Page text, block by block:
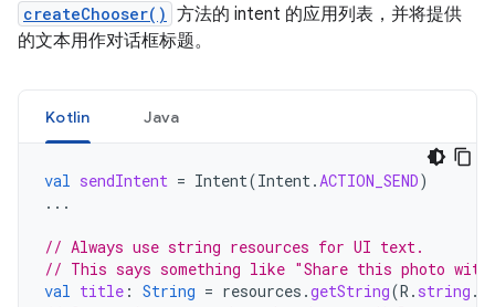
createChooser() 方法的 intent 的应用列表，并将提供
的文本用作对话框标题。
Kotlin Java
val sendIntent = Intent(Intent.ACTION_SEND)
...
// Always use string resources for UI text.
// This says something like "Share this photo
val title : String = resources .getString(R . string .